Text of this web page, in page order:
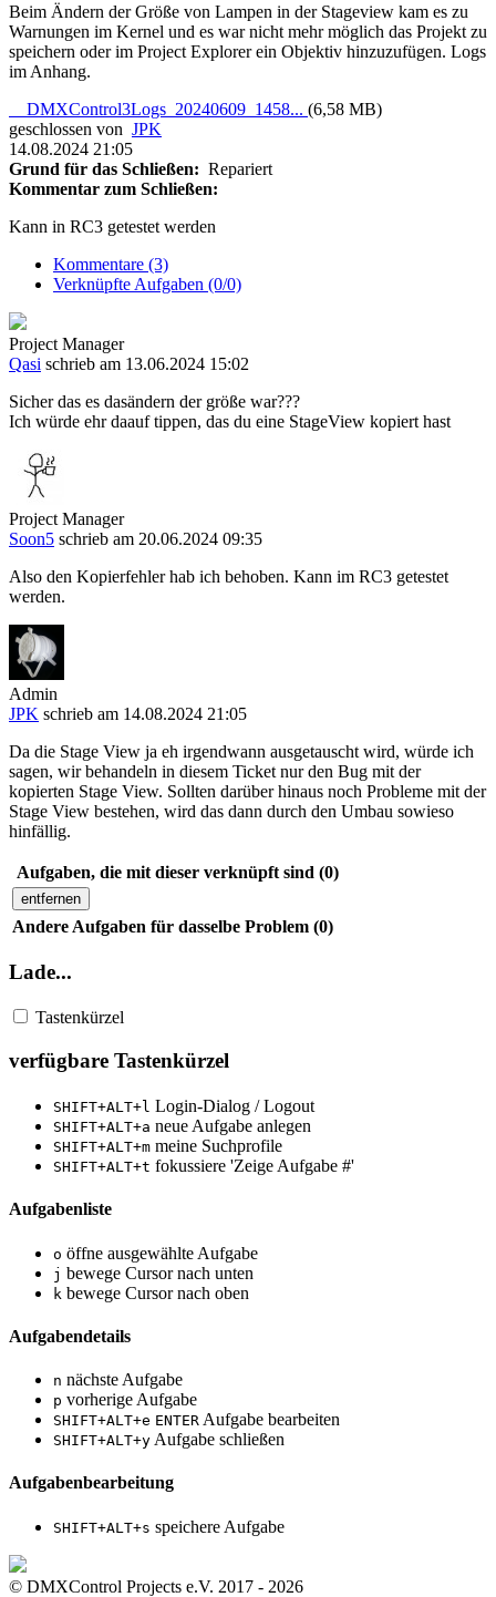
Beim Ändern der Größe von Lampen in der Stageview kam es zu
Warnungen im Kernel und es war nicht mehr möglich das Projekt zu
speichern oder im Project Explorer ein Objektiv hinzuzufügen. Logs
im Anhang.
DMXControl3Logs_20240609_1458... (6,58 MB)
geschlossen von JPK
14.08.2024 21:05
Grund für das Schließen: Repariert
Kommentar zum Schließen:
Kann in RC3 getestet werden
Kommentare (3)
Verknüpfte Aufgaben (0/0)
Project Manager
Qasi schrieb am 13.06.2024 15:02
Sicher das es dasändern der größe war???
Ich würde ehr daauf tippen, das du eine StageView kopiert hast
Project Manager
Soon5 schrieb am 20.06.2024 09:35
Also den Kopierfehler hab ich behoben. Kann im RC3 getestet
werden.
Admin
JPK schrieb am 14.08.2024 21:05
Da die Stage View ja eh irgendwann ausgetauscht wird, würde ich
sagen, wir behandeln in diesem Ticket nur den Bug mit der
kopierten Stage View. Sollten darüber hinaus noch Probleme mit der
Stage View bestehen, wird das dann durch den Umbau sowieso
hinfällig.
Aufgaben, die mit dieser verknüpft sind (0)
entfernen
Andere Aufgaben für dasselbe Problem (0)
Lade...
Tastenkürzel
verfügbare Tastenkürzel
SHIFT+ALT+l Login-Dialog / Logout
SHIFT+ALT+a neue Aufgabe anlegen
SHIFT+ALT+m meine Suchprofile
SHIFT+ALT+t fokussiere 'Zeige Aufgabe #'
Aufgabenliste
o öffne ausgewählte Aufgabe
j bewege Cursor nach unten
k bewege Cursor nach oben
Aufgabendetails
n nächste Aufgabe
p vorherige Aufgabe
SHIFT+ALT+e ENTER Aufgabe bearbeiten
SHIFT+ALT+y Aufgabe schließen
Aufgabenbearbeitung
SHIFT+ALT+s speichere Aufgabe
© DMXControl Projects e.V. 2017 - 2026